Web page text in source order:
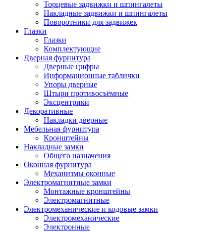
Торцевые задвижки и шпингалеты
Накладные задвижки и шпингалеты
Поворотники для задвижек
Глазки
Глазки
Комплектующие
Дверная фурнитура
Дверные цифры
Информационные таблички
Упоры дверные
Штыри противосъёмные
Эксцентрики
Декоративные
Накладки дверные
Мебельная фурнитура
Кронштейны
Накладные замки
Общего назначения
Оконная фурнитура
Механизмы оконные
Электромагнитные замки
Монтажные кронштейны
Электромагнитные
Электромеханические и кодовые замки
Электромеханические
Электронные